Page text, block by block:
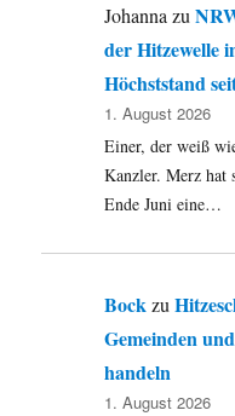
Johannazu
der Hitzewelle
Höchststand
1. August 2026
Einer, der weiß
Kanzler. Merz hat
Ende Juni eine…
Bockzu
Gemeinden
handeln
1. August 2026